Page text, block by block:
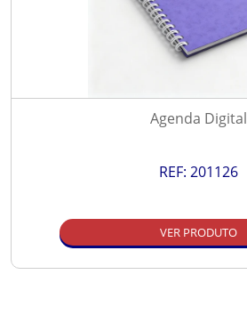
Agenda Digital
REF: 201126
VER PRODUTO